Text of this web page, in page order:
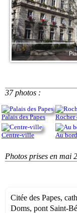
37 photos :
Palais des Papes Rocher
Centre-ville Au
Photos prises en mai
Citée des Papes,
Doms, pont Saint-